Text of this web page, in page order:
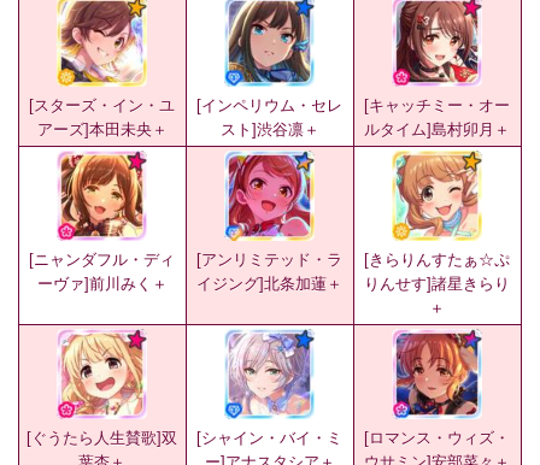
[スターズ・イン・ユ
アーズ]本田未央＋
[インペリウム・セレ
スト]渋谷凛＋
[キャッチミー・オー
ルタイム]島村卯月＋
[ニャンダフル・ディ
ーヴァ]前川みく＋
[アンリミテッド・ラ
イジング]北条加蓮＋
[きらりんすたぁ☆ぷ
りんせす]諸星きらり
＋
[ぐうたら人生賛歌]双
[シャイン・バイ・ミ
[ロマンス・ウィズ・